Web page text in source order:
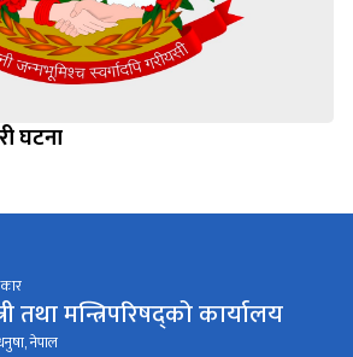
घटना
तथा मन्त्रिपरिषद्को कार्यालय
नेपाल